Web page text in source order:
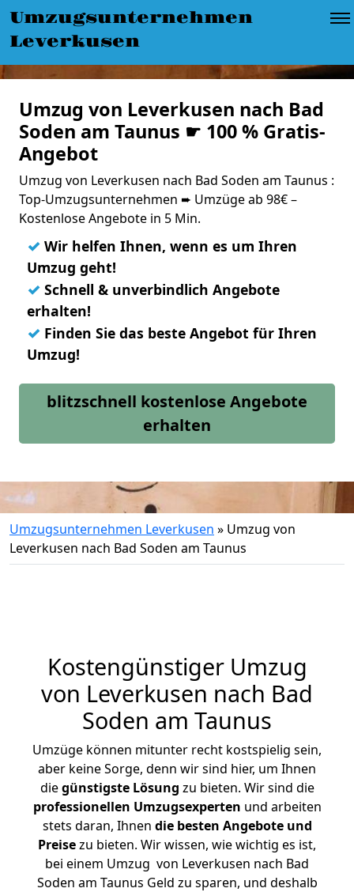
Umzugsunternehmen
Leverkusen
Umzug von Leverkusen nach Bad
Soden am Taunus ☛ 100 % Gratis-
Angebot
Umzug von Leverkusen nach Bad Soden am Taunus :
Top-Umzugsunternehmen ➨ Umzüge ab 98€ –
Kostenlose Angebote in 5 Min.
✓ Wir helfen Ihnen, wenn es um Ihren
Umzug geht!
✓ Schnell & unverbindlich Angebote
erhalten!
✓ Finden Sie das beste Angebot für Ihren
Umzug!
blitzschnell kostenlose Angebote
erhalten
Umzugsunternehmen Leverkusen » Umzug von
Leverkusen nach Bad Soden am Taunus
Kostengünstiger Umzug
von Leverkusen nach Bad
Soden am Taunus
Umzüge können mitunter recht kostspielig sein,
aber keine Sorge, denn wir sind hier, um Ihnen
diegünstigste Lösung zu bieten. Wir sind die
professionellen Umzugsexperten und arbeiten
stets daran, Ihnen die besten Angebote und
Preisezu bieten. Wir wissen, wie wichtig es ist,
bei einem Umzug von Leverkusen nach Bad
Soden am Taunus Geld zu sparen, und deshalb